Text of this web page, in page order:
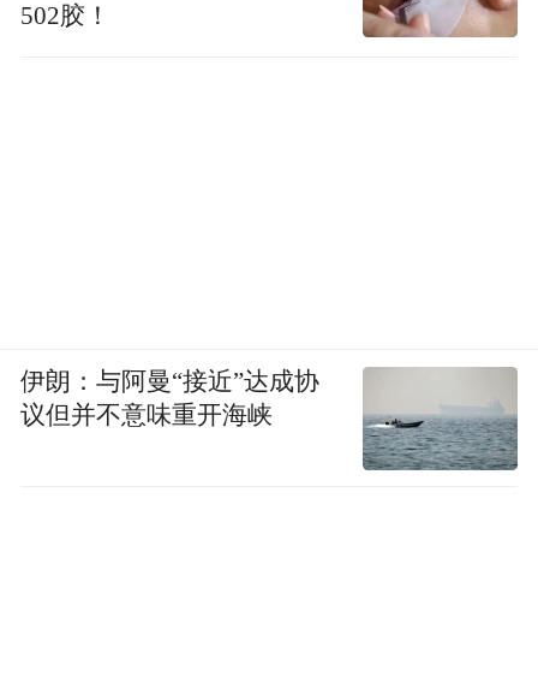
502胶！
伊朗：与阿曼“接近”达成协
议但并不意味重开海峡